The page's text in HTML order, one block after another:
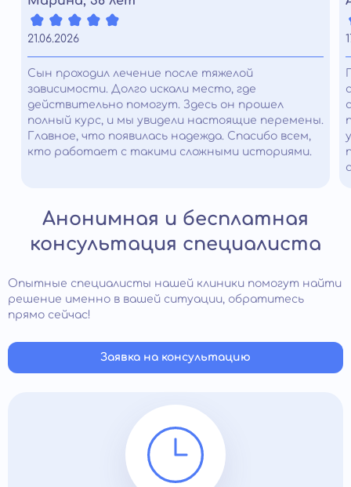
21.06.2026
Сын проходил лечение после тяжелой
зависимости. Долго искали место, где
действительно помогут. Здесь он прошел
полный курс, и мы увидели настоящие перемены.
Главное, что появилась надежда. Спасибо всем,
кто работает с такими сложными историями.
Анонимная и бесплатная
консультация специалиста
Опытные специалисты нашей клиники помогут найти
решение именно в вашей ситуации, обратитесь
прямо сейчас!
Заявка на консультацию